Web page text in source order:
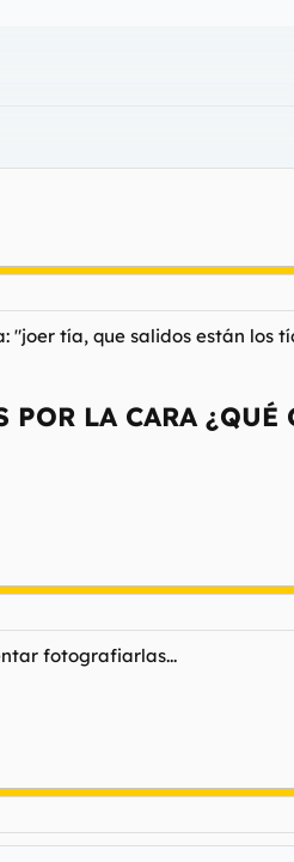
"joer tía, que salidos están los
POR LA CARA ¿QUÉ
fotografiarlas...